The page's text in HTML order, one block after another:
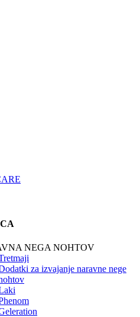
NEGA NOHTOV
za izvajanje naravne nege